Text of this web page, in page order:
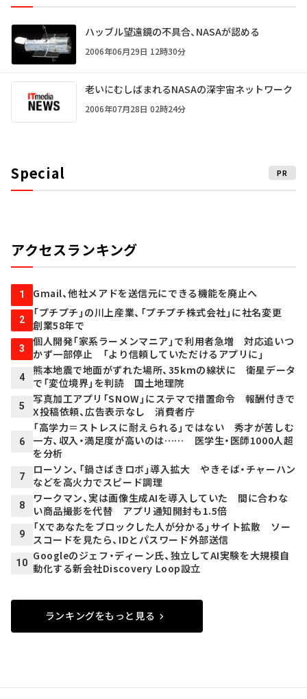
ハッブル望遠鏡の不具合、NASAが認める
2006年06月29日 12時30分
老いにむしばまれるNASAの深宇宙ネットワーク
2006年07月28日 02時24分
Special PR
アクセスランキング
1 Gmail、他社メアドを送信元にできる機能を廃止へ
2
「プチプチ」の川上産業、「プチプチ株式会社」に社名変更
創業58年で
3
個人開発「家系ラーメンマニア」で利用者急増 対応追いつ
かず一部停止 「より信頼していただけるアプリに」
4
熊本地震で地面がずれた場所、35kmの線状に 衛星データ
で「変位境界」を判読 国土地理院
5
写真加工アプリ「SNOW」にステマで措置命令 報酬付きで
X投稿依頼、広告表示なし 消費者庁
6
「高学力＝ストレスに耐えられる」ではない 秀才が苦しむ
一方、収入・満足度が高いのは…… 医学生・医師1000人超
を分析
7
ローソン、「鍋さばきロボ」導入拡大 やきそば・チャーハン
などを高火力でスピード調理
8
ワークマン、実は画像生成AIを導入していた 間に合わな
い商品撮影を代替 アプリ通知開封も1.5倍
9
「Xであなたをブロックした人が分かる」サイト拡散 ソー
スコードを見たら、IDとパスワード外部送信
10
Googleのジェフ・ディーン氏、独立してAI実験を大規模自
動化する新会社Discovery Loop設立
ランキングをもっと見る